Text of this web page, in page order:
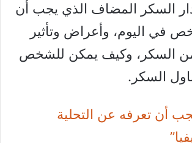
السكر المضاف الذي يجب أن
في اليوم، وأعراض وتأثير
من السكر، وكيف يمكن للشخص
السكر.
أن تعرفه عن التحلية